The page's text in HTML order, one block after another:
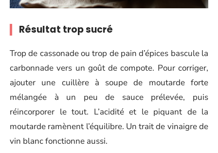
Résultat trop sucré
Trop de cassonade ou trop de pain d’épices bascule la
carbonnade vers un goût de compote. Pour corriger,
ajouter une cuillère à soupe de moutarde forte
mélangée à un peu de sauce prélevée, puis
réincorporer le tout. L’acidité et le piquant de la
moutarde ramènent l’équilibre. Un trait de vinaigre de
vin blanc fonctionne aussi.